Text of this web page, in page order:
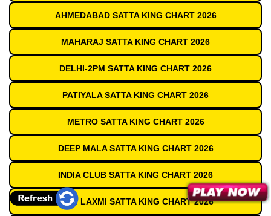
AHMEDABAD SATTA KING CHART 2026
MAHARAJ SATTA KING CHART 2026
DELHI-2PM SATTA KING CHART 2026
PATIYALA SATTA KING CHART 2026
METRO SATTA KING CHART 2026
DEEP MALA SATTA KING CHART 2026
INDIA CLUB SATTA KING CHART 2026
SHRI LAXMI SATTA KING CHART 2026